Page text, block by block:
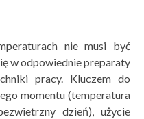
nie musi być
w odpowiednie preparaty
pracy. Kluczem do
momentu (temperatura
dzień), użycie